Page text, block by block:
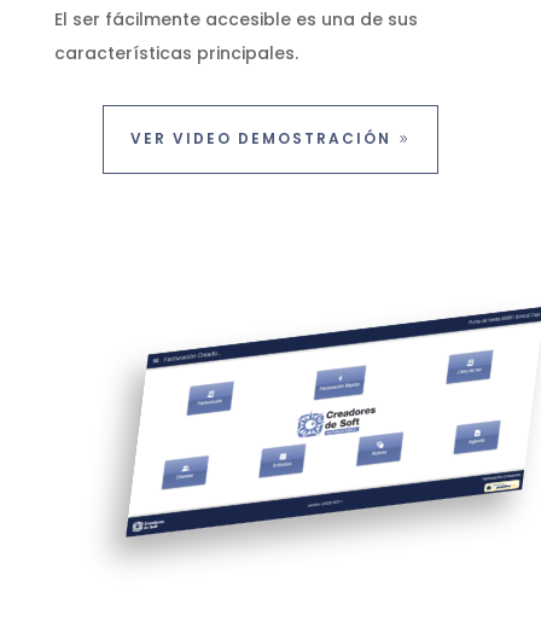
El ser fácilmente accesible es una de sus
características principales.
VER VIDEO DEMOSTRACIÓN